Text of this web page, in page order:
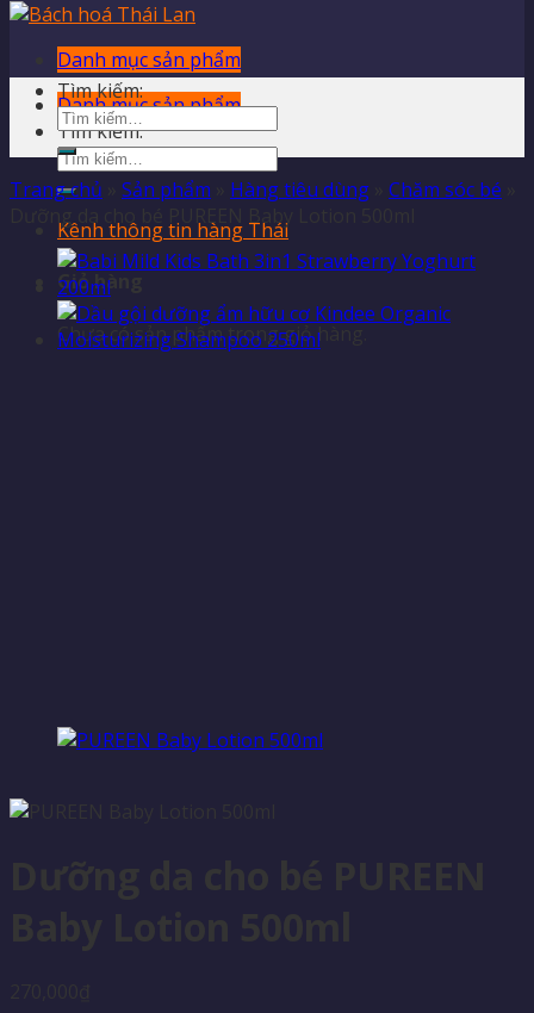
Danh mục sản phẩm
Danh mục sản phẩm
Tìm kiếm:
Kênh thông tin hàng Thái
Giỏ hàng
Chưa có sản phẩm trong giỏ hàng.
Tìm kiếm:
Trang chủ Sản phẩm Hàng tiêu dùng Chăm sóc bé